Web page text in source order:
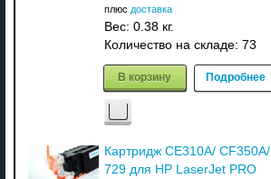
плюс доставка
Вес: 0.38 кг.
Количество на складе: 73
В корзину Подробнее
Картридж CE310A/ CF350A/
729 для HP LaserJet PRO